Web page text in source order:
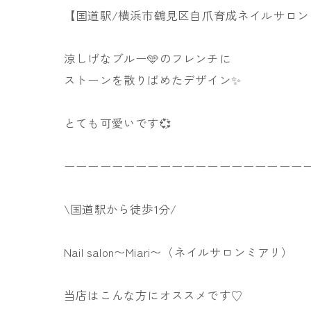
【国道駅/横浜市鶴見区自爪育成ネイルサロン
涼しげなブルー🩵のフレンチに
ストーンを散りばめたデザイン✨
とても可愛いです💞
ーーーーーーーーーーーーーーーーーーーー
\国道駅から徒歩1分/
Nail salon〜Miari〜（ネイルサロンミアリ）
当店はこんな方にオススメです♡